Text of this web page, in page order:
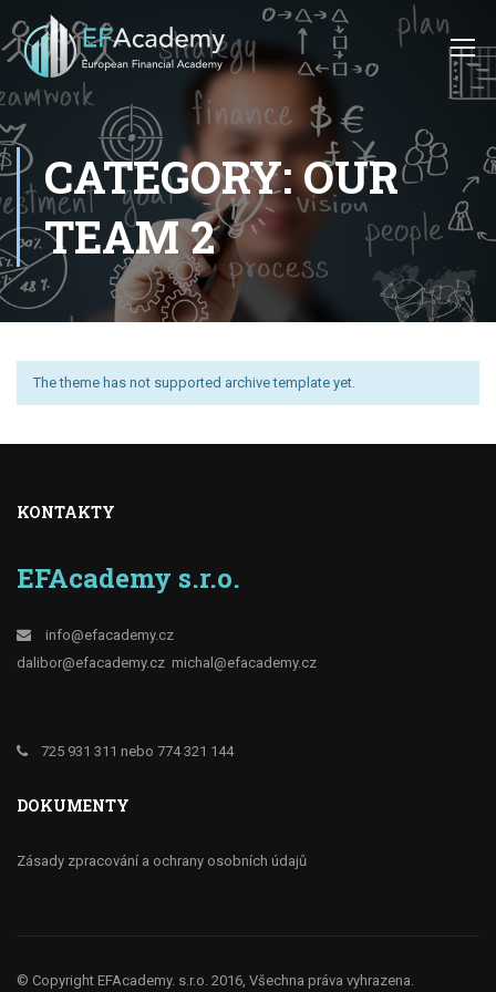
CATEGORY: OUR
TEAM 2
The theme has not supported archive template yet.
KONTAKTY
EFAcademy s.r.o.
info@efacademy.cz
dalibor@efacademy.cz michal@efacademy.cz
725 931 311 nebo 774 321 144
DOKUMENTY
Zásady zpracování a ochrany osobních údajů
© Copyright EFAcademy. s.r.o. 2016, Všechna práva vyhrazena.